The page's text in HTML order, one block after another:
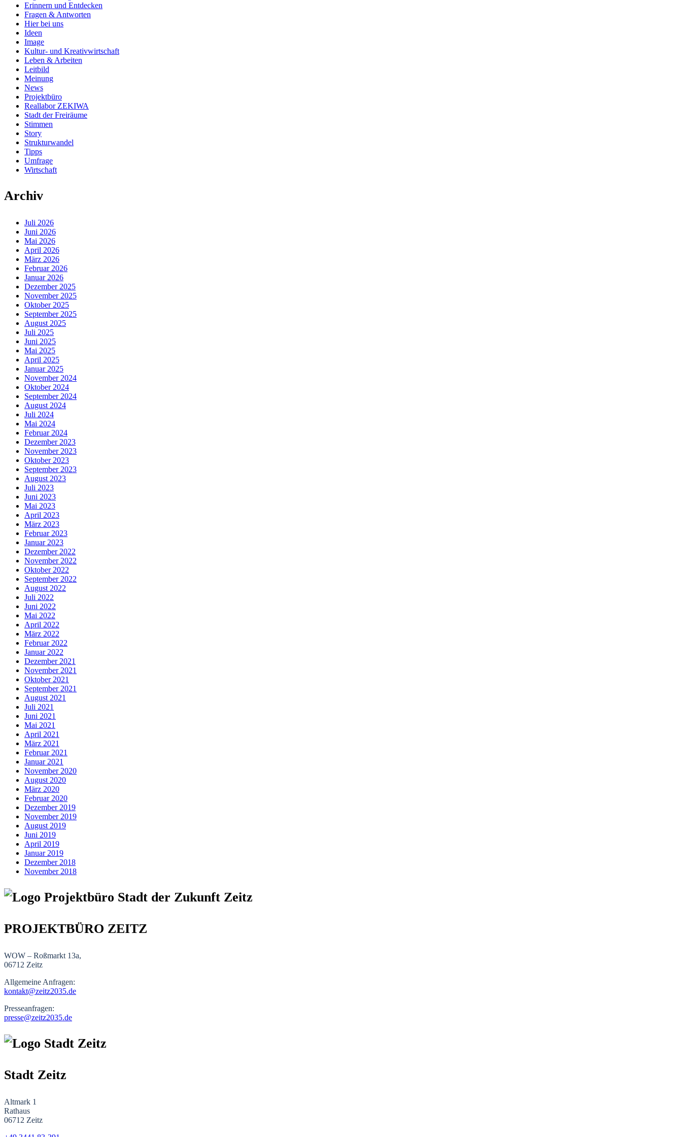
Erinnern und Entdecken
Fragen & Antworten
Hier bei uns
Ideen
Image
Kultur- und Kreativwirtschaft
Leben & Arbeiten
Leitbild
Meinung
News
Projektbüro
Reallabor ZEKIWA
Stadt der Freiräume
Stimmen
Story
Strukturwandel
Tipps
Umfrage
Wirtschaft
Archiv
Juli 2026
Juni 2026
Mai 2026
April 2026
März 2026
Februar 2026
Januar 2026
Dezember 2025
November 2025
Oktober 2025
September 2025
August 2025
Juli 2025
Juni 2025
Mai 2025
April 2025
Januar 2025
November 2024
Oktober 2024
September 2024
August 2024
Juli 2024
Mai 2024
Februar 2024
Dezember 2023
November 2023
Oktober 2023
September 2023
August 2023
Juli 2023
Juni 2023
Mai 2023
April 2023
März 2023
Februar 2023
Januar 2023
Dezember 2022
November 2022
Oktober 2022
September 2022
August 2022
Juli 2022
Juni 2022
Mai 2022
April 2022
März 2022
Februar 2022
Januar 2022
Dezember 2021
November 2021
Oktober 2021
September 2021
August 2021
Juli 2021
Juni 2021
Mai 2021
April 2021
März 2021
Februar 2021
Januar 2021
November 2020
August 2020
März 2020
Februar 2020
Dezember 2019
November 2019
August 2019
Juni 2019
April 2019
Januar 2019
Dezember 2018
November 2018
PROJEKTBÜRO ZEITZ
WOW – Roßmarkt 13a,
06712 Zeitz
Allgemeine Anfragen:
kontakt@zeitz2035.de
Presseanfragen:
presse@zeitz2035.de
Stadt Zeitz
Altmark 1
Rathaus
06712 Zeitz